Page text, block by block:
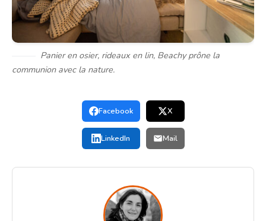
Panier en osier, rideaux en lin, Beachy prône la
communion avec la nature.
Facebook X
LinkedIn Mail